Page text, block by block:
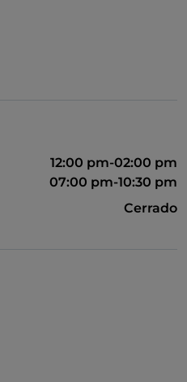
12:00 pm-02:00 pm
07:00 pm-10:30 pm
Cerrado